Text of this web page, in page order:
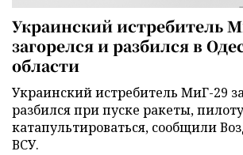
Украинский истребитель
загорелся и разбился в
области
Украинский истребитель МиГ-29
разбился при пуске ракеты,
катапультироваться, сообщили
ВСУ.